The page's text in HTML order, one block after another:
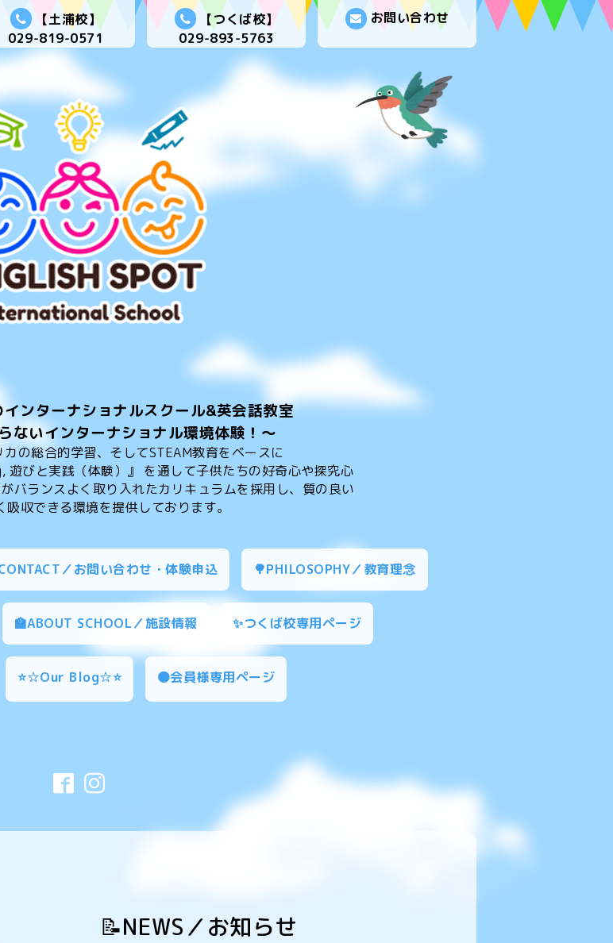
お問い合わせ
【つくば校】
029-893-5763
【土浦校】
029-819-0571
ンターナショナルスクール&英会話教室
ないインターナショナル環境体験！～
の総合的学習、そしてSTEAM教育をベースに
遊びと実践（体験）』 を通して子供たちの好奇心や探究心
バランスよく取り入れたカリキュラムを採用し、質の良い
吸収できる環境を提供しております。
／お問い合わせ・体験申込 🌳PHILOSOPHY／教育理念
🏫ABOUT SCHOOL／施設情報 ✨つくば校専用ページ
⭐☆Our Blog☆⭐ 🟠会員様専用ページ
📝NEWS／お知らせ